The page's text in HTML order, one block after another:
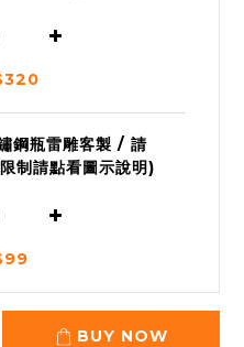
瓶雷雕客製 / 請
制請點看圖示說明)
BUY NOW